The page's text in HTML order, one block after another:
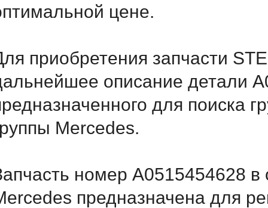
цене.
приобретения запчасти
описание детали
для поиска
Mercedes.
номер A0515454628 в
предназначена для